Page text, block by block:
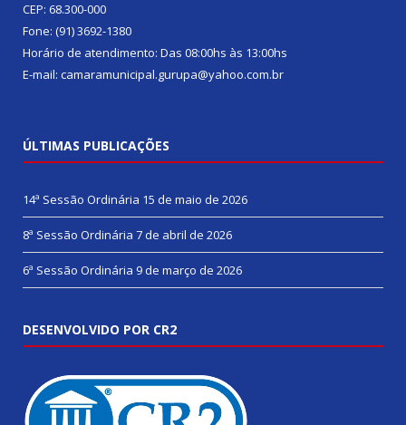
CEP: 68.300-000
Fone: (91) 3692-1380
Horário de atendimento: Das 08:00hs às 13:00hs
E-mail: camaramunicipal.gurupa@yahoo.com.br
ÚLTIMAS PUBLICAÇÕES
14ª Sessão Ordinária 15 de maio de 2026
8ª Sessão Ordinária 7 de abril de 2026
6ª Sessão Ordinária 9 de março de 2026
DESENVOLVIDO POR CR2